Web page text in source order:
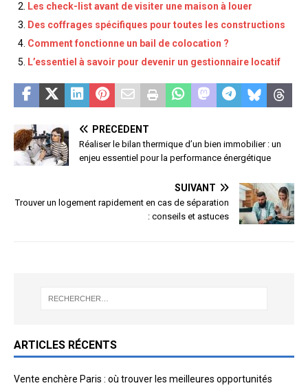
Les check-list avant de visiter une maison à louer
Des coffrages spécifiques pour toutes les constructions
Comment fonctionne un bail de colocation ?
L’essentiel à savoir pour devenir un gestionnaire locatif
PRÉCÉDENT
Réaliser le bilan thermique d’un bien immobilier : un
enjeu essentiel pour la performance énergétique
SUIVANT
Trouver un logement rapidement en cas de séparation
: conseils et astuces
ARTICLES RÉCENTS
Vente enchère Paris : où trouver les meilleures opportunités